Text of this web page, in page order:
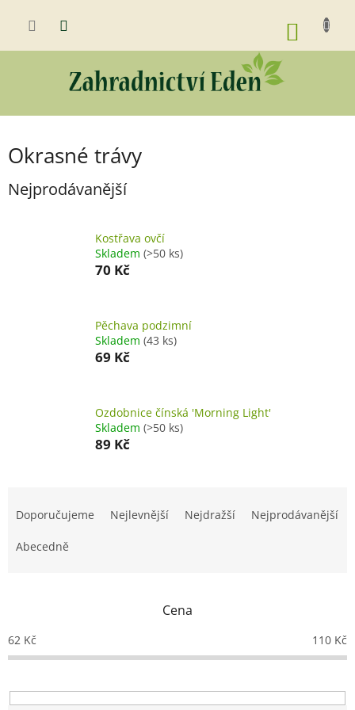
KOŠÍK
Okrasné trávy
Nejprodávanější
Kostřava ovčí
Skladem (>50 ks)
70 Kč
Pěchava podzimní
Skladem (43 ks)
69 Kč
Ozdobnice čínská 'Morning Light'
Skladem (>50 ks)
89 Kč
o
d
k
t
Doporučujeme Nejlevnější Nejdražší Nejprodávanější
Abecedně
Cena
62 Kč 110 Kč